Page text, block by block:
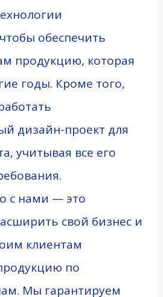
обеспечить
продукцию, которая
годы. Кроме того,
дизайн-проект для
учитывая все его
с нами — это
свой бизнес и
клиентам
по
Мы гарантируем